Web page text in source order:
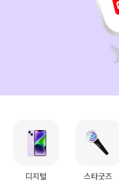
디지털 스타굿즈